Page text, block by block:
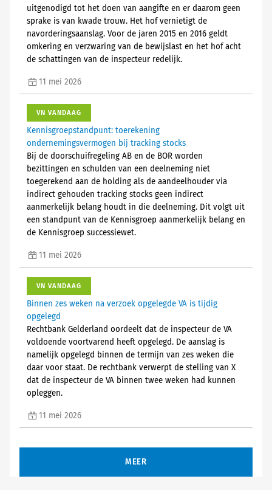
uitgenodigd tot het doen van aangifte en er daarom geen
sprake is van kwade trouw. Het hof vernietigt de
navorderingsaanslag. Voor de jaren 2015 en 2016 geldt
omkering en verzwaring van de bewijslast en het hof acht
de schattingen van de inspecteur redelijk.
11 mei 2026
VN VANDAAG
Kennisgroepstandpunt: toerekening
ondernemingsvermogen bij tracking stocks
Bij de doorschuifregeling AB en de BOR worden
bezittingen en schulden van een deelneming niet
toegerekend aan de holding als de aandeelhouder via
indirect gehouden tracking stocks geen indirect
aanmerkelijk belang houdt in die deelneming. Dit volgt uit
een standpunt van de Kennisgroep aanmerkelijk belang en
de Kennisgroep successiewet.
11 mei 2026
VN VANDAAG
Binnen zes weken na verzoek opgelegde VA is tijdig
opgelegd
Rechtbank Gelderland oordeelt dat de inspecteur de VA
voldoende voortvarend heeft opgelegd. De aanslag is
namelijk opgelegd binnen de termijn van zes weken die
daar voor staat. De rechtbank verwerpt de stelling van X
dat de inspecteur de VA binnen twee weken had kunnen
opleggen.
11 mei 2026
MEER